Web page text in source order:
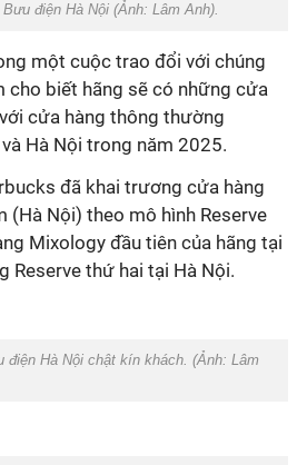
điện Hà Nội (Ảnh: Lâm Anh).
một cuộc trao đổi với chúng
cho biết hãng sẽ có những cửa
cửa hàng thông thường
Hà Nội trong năm 2025.
đã khai trương cửa hàng
(Hà Nội) theo mô hình Reserve
Mixology đầu tiên của hãng tại
Reserve thứ hai tại Hà Nội.
điện Hà Nội chật kín khách. (Ảnh: Lâm